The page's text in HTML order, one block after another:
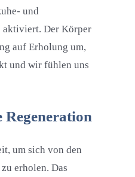
und
aktiviert. Der Körper
auf Erholung um,
und wir fühlen uns
um sich von den
erholen. Das